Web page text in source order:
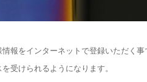
報をインターネットで登録いただく事
受けられるようになります。